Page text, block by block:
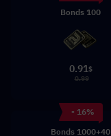
100 Bonds
$
0.91
0.99
- 16%
1000+40 Bonds